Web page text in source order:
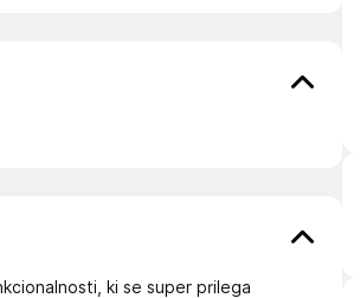
ki se super prilega